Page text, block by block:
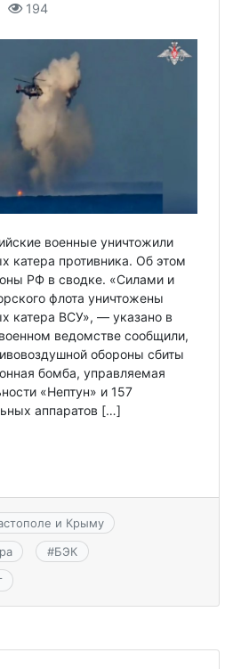
194
военные уничтожили
катера противника. Об этом
РФ в сводке. «Силами и
флота уничтожены
катера ВСУ», — указано в
ведомстве сообщили,
обороны сбиты
бомба, управляемая
«Нептун» и 157
аппаратов […]
и Крыму
#БЭК